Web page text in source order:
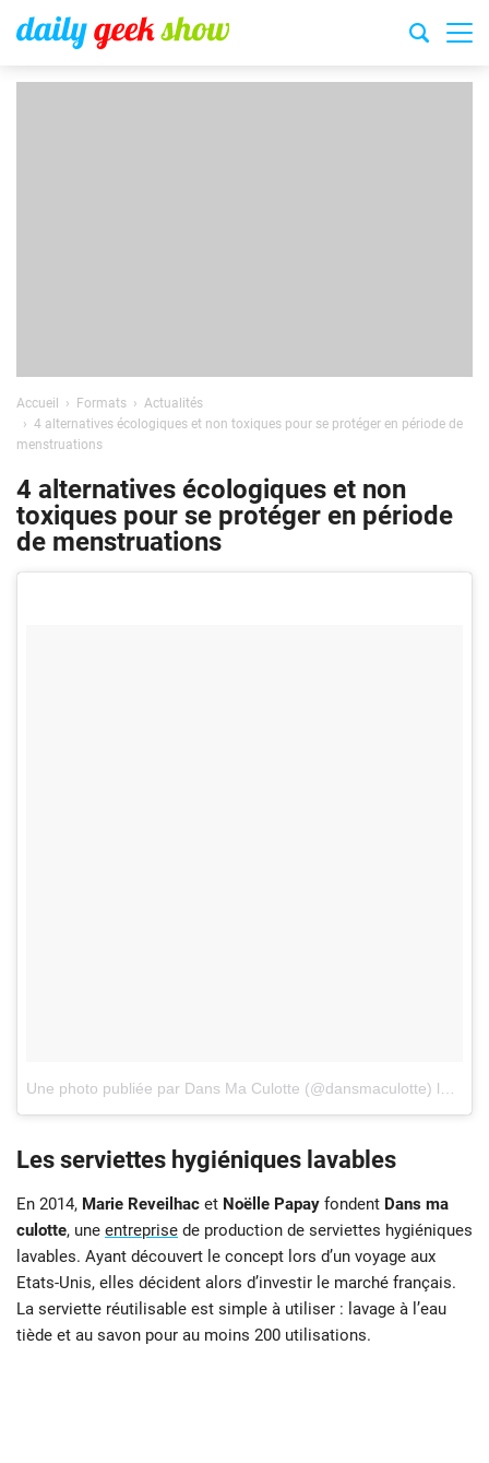
Accueil Formats
Actualités
4 alternatives écologiques et non toxiques pour se protéger en période de
menstruations
4 alternatives écologiques et non
toxiques pour se protéger en période
de menstruations
Une photo publiée par Dans Ma Culotte (@dansmaculotte) le
Les serviettes hygiéniques lavables
En 2014, Marie Reveilhac et Noëlle Papay fondent Dans ma
culotte, une entreprise de production de serviettes hygiéniques
lavables. Ayant découvert le concept lors d’un voyage aux
Etats-Unis, elles décident alors d’investir le marché français.
La serviette réutilisable est simple à utiliser : lavage à l’eau
tiède et au savon pour au moins 200 utilisations.